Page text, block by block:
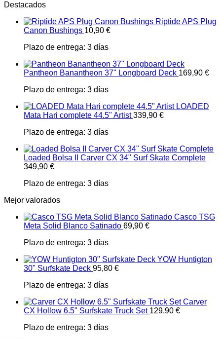
Destacados
Riptide APS Plug
Canon Bushings 10,90 €
Plazo de entrega: 3 días
Pantheon Banantheon 37" Longboard Deck 169,90 €
Plazo de entrega: 3 días
LOADED
Mata Hari complete 44.5" Artist 339,90 €
Plazo de entrega: 3 días
Loaded Bolsa II Carver CX 34" Surf Skate Complete
349,90 €
Plazo de entrega: 3 días
Mejor valorados
Casco TSG
Meta Solid Blanco Satinado 69,90 €
Plazo de entrega: 3 días
YOW Huntigton
30" Surfskate Deck 95,80 €
Plazo de entrega: 3 días
Carver
CX Hollow 6.5" Surfskate Truck Set 129,90 €
Plazo de entrega: 3 días